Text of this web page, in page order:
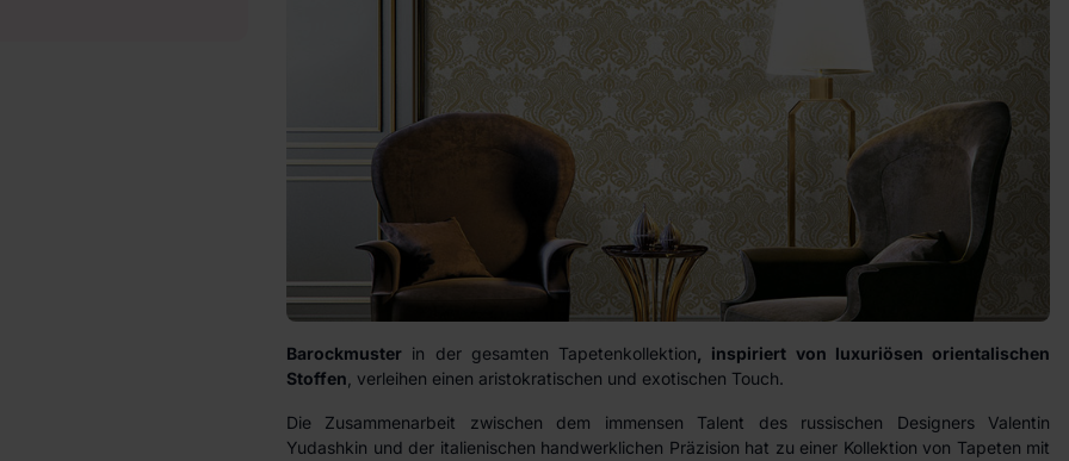
Barockmuster in der gesamten Tapetenkollektion , inspiriert von luxuriösen orientalischen
Stoffen , verleihen einen aristokratischen und exotischen Touch.
Die Zusammenarbeit zwischen dem immensen Talent des russischen Designers Valentin
Yudashkin und der italienischen handwerklichen Präzision hat zu einer Kollektion von Tapeten mit